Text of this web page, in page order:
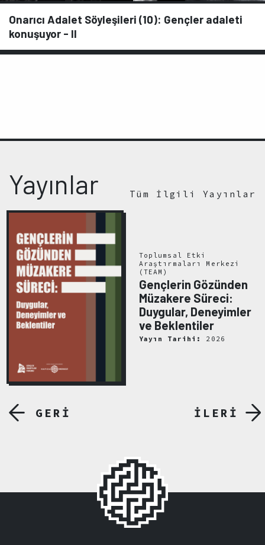
Onarıcı Adalet Söyleşileri (10): Gençler adaleti
konuşuyor - II
Yayınlar Tüm İlgili Yayınlar
GERİ
Toplumsal Etki
Araştırmaları Merkezi
(TEAM)
Gençlerin Gözünden
Müzakere Süreci:
Duygular, Deneyimler
ve Beklentiler
Yayın Tarihi: 2026
İLERİ